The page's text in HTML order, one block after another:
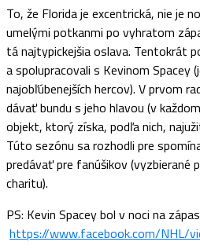
To, že Florida je excentrická, nie je
umelými potkanmi po vyhratom
tá najtypickejšia oslava. Tentokrát
a spolupracovali s Kevinom Spacey
najobľúbenejších hercov). V prvom
dávať bundu s jeho hlavou (v
objekt, ktorý získa, podľa nich,
Túto sezónu sa rozhodli pre
predávať pre fanúšikov (vyzbierané
charitu).
PS: Kevin Spacey bol v noci na
https://www.facebook.com/NHL/